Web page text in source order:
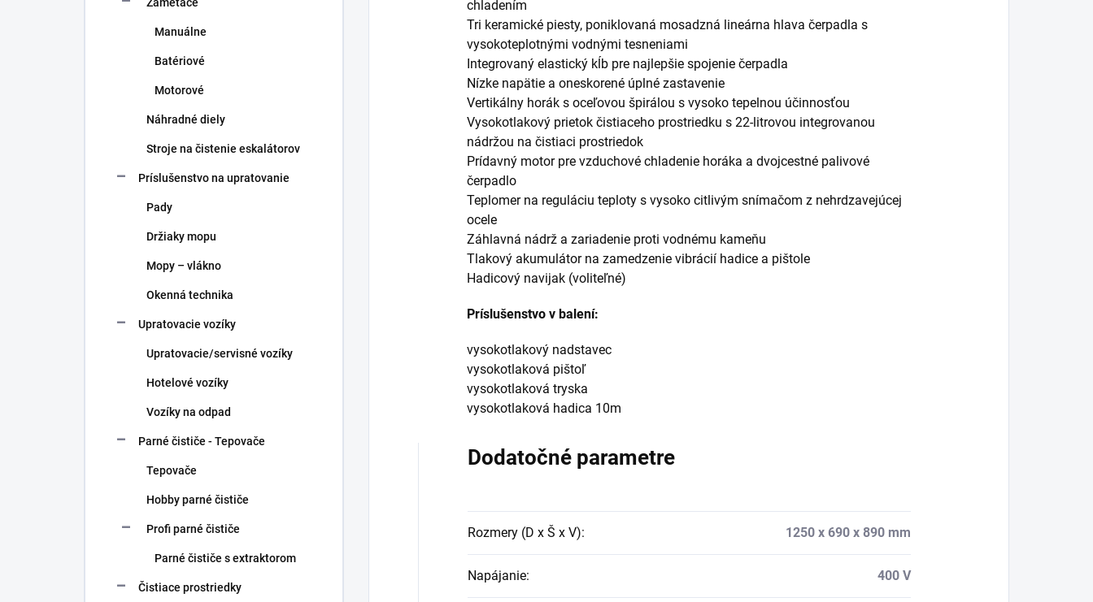
Manuálne
Batériové
Motorové
Náhradné diely
Stroje na čistenie eskalátorov
Príslušenstvo na upratovanie
Pady
Držiaky mopu
Mopy – vlákno
Okenná technika
Upratovacie vozíky
Upratovacie/servisné vozíky
Hotelové vozíky
Vozíky na odpad
Parné čističe - Tepovače
Tepovače
Hobby parné čističe
Profi parné čističe
Parné čističe s extraktorom
Čistiace prostriedky
chladením
Tri keramické piesty, poniklovaná mosadzná lineárna hlava čerpadla s
vysokoteplotnými vodnými tesneniami
Integrovaný elastický kĺb pre najlepšie spojenie čerpadla
Nízke napätie a oneskorené úplné zastavenie
Vertikálny horák s oceľovou špirálou s vysoko tepelnou účinnosťou
Vysokotlakový prietok čistiaceho prostriedku s 22-litrovou integrovanou
nádržou na čistiaci prostriedok
Prídavný motor pre vzduchové chladenie horáka a dvojcestné palivové
čerpadlo
Teplomer na reguláciu teploty s vysoko citlivým snímačom z nehrdzavejúcej
ocele
Záhlavná nádrž a zariadenie proti vodnému kameňu
Tlakový akumulátor na zamedzenie vibrácií hadice a pištole
Hadicový navijak (voliteľné)
Príslušenstvo v balení:
vysokotlakový nadstavec
vysokotlaková pištoľ
vysokotlaková tryska
vysokotlaková hadica 10m
Dodatočné parametre
Rozmery (D x Š x V): 1250 x 690 x 890 mm
Napájanie: 400 V